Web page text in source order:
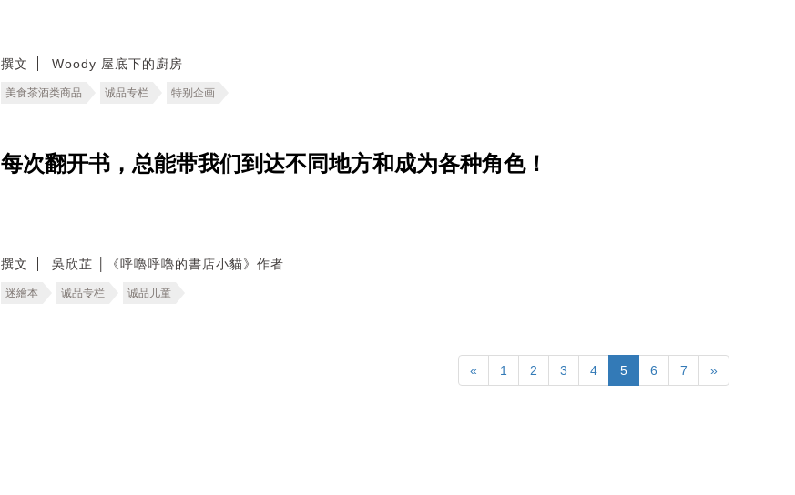
撰文 Woody 屋底下的廚房
美食茶酒类商品 诚品专栏 特别企画
每次翻开书，总能带我们到达不同地方和成为各种角色！
撰文 吳欣芷 │《呼嚕呼嚕的書店小貓》作者
迷繪本 诚品专栏 诚品儿童
« 1 2 3 4 5 6 7 »